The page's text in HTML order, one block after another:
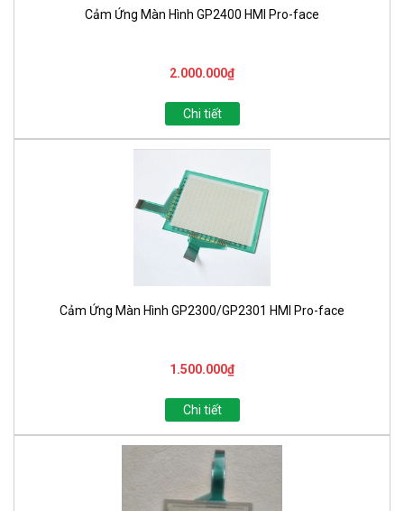
Cảm Ứng Màn Hình GP2400 HMI Pro-face
2.000.000₫
Chi tiết
Cảm Ứng Màn Hình GP2300/GP2301 HMI Pro-face
1.500.000₫
Chi tiết